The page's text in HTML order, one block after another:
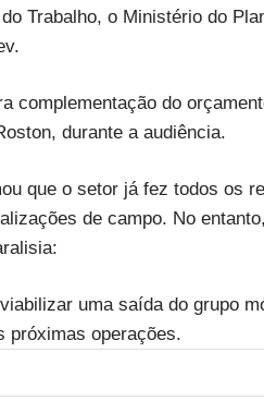
Trabalho, o Ministério do
complementação do
durante a audiência.
que o setor já fez todos os
de campo. No
uma saída do grupo
próximas operações.